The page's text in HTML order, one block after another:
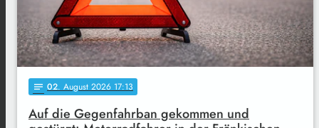
notes 02. August 2026 17:13
Auf die Gegenfahrban gekommen und